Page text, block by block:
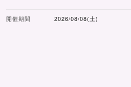
開催期間 2026/08/08(土)